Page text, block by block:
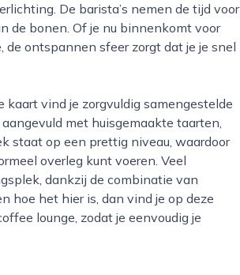
De barista’s nemen de tijd voor
de bonen. Of je nu binnenkomt voor
ontspannen sfeer zorgt dat je je snel
met huisgemaakte taarten,
staat op een prettig niveau, waardoor
overleg kunt voeren. Veel
dankzij de combinatie van
hoe het hier is, dan vind je op deze
lounge, zodat je eenvoudig je